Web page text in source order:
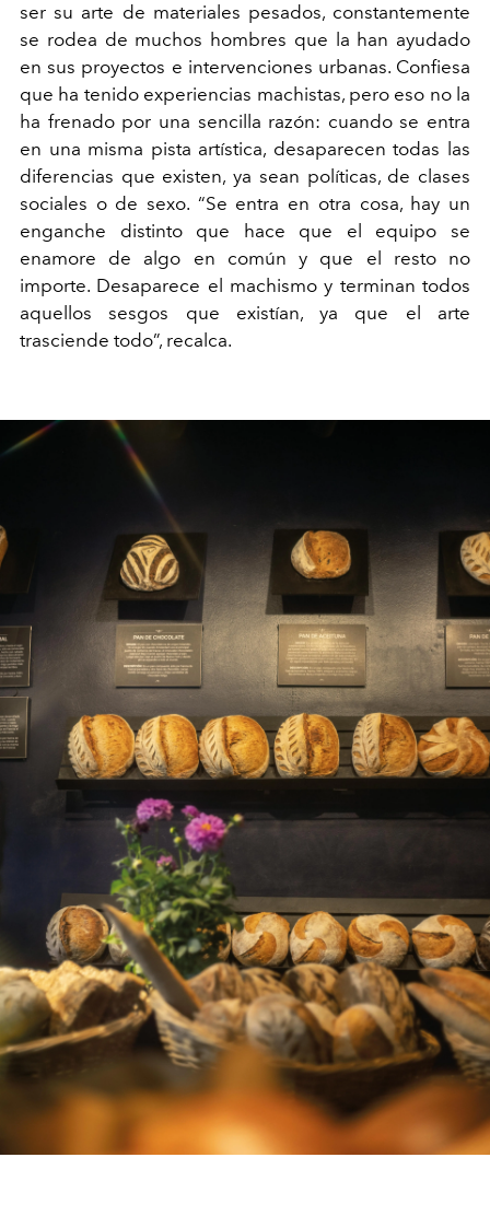
ser su arte de materiales pesados, constantemente
se rodea de muchos hombres que la han ayudado
en sus proyectos e intervenciones urbanas. Confiesa
que ha tenido experiencias machistas, pero eso no la
ha frenado por una sencilla razón: cuando se entra
en una misma pista artística, desaparecen todas las
diferencias que existen, ya sean políticas, de clases
sociales o de sexo. “Se entra en otra cosa, hay un
enganche distinto que hace que el equipo se
enamore de algo en común y que el resto no
importe. Desaparece el machismo y terminan todos
aquellos sesgos que existían, ya que el arte
trasciende todo”, recalca.